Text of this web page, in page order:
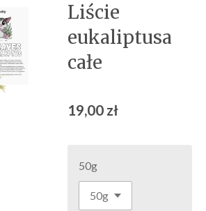
Liście
eukaliptusa
całe
19,00 zł
50g